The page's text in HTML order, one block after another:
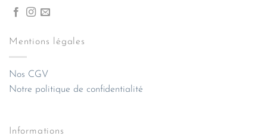
Mentions légales
Nos CGV
Notre politique de confidentialité
Informations